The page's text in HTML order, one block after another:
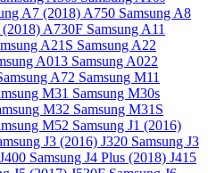
A7 (2018) A750 Samsung A8
(2018) A730F Samsung A11
A21S Samsung A22
A013 Samsung A022
A72 Samsung M11
M31 Samsung M30s
M32 Samsung M31S
M52 Samsung J1 (2016)
J3 (2016) J320 Samsung J3
Samsung J4 Plus (2018) J415